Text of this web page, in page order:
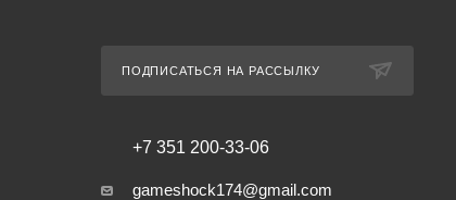
ПОДПИСАТЬСЯ НА РАССЫЛКУ
+7 351 200-33-06
gameshock174@gmail.com